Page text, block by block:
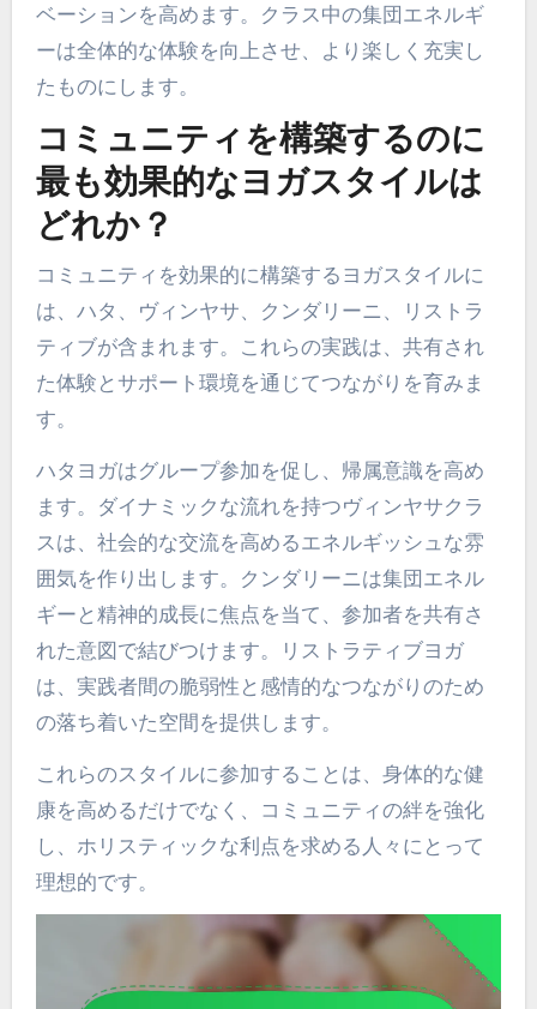
ベーションを高めます。クラス中の集団エネルギ
ーは全体的な体験を向上させ、より楽しく充実し
たものにします。
コミュニティを構築するのに
最も効果的なヨガスタイルは
どれか？
コミュニティを効果的に構築するヨガスタイルに
は、ハタ、ヴィンヤサ、クンダリーニ、リストラ
ティブが含まれます。これらの実践は、共有され
た体験とサポート環境を通じてつながりを育みま
す。
ハタヨガはグループ参加を促し、帰属意識を高め
ます。ダイナミックな流れを持つヴィンヤサクラ
スは、社会的な交流を高めるエネルギッシュな雰
囲気を作り出します。クンダリーニは集団エネル
ギーと精神的成長に焦点を当て、参加者を共有さ
れた意図で結びつけます。リストラティブヨガ
は、実践者間の脆弱性と感情的なつながりのため
の落ち着いた空間を提供します。
これらのスタイルに参加することは、身体的な健
康を高めるだけでなく、コミュニティの絆を強化
し、ホリスティックな利点を求める人々にとって
理想的です。